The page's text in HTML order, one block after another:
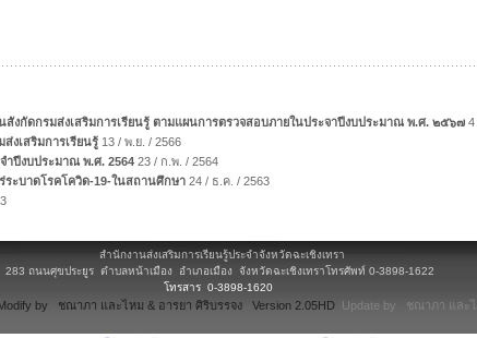
สังกัดกรมส่งเสริมการเรียนรู้ ตามแผนการตรวจสอบภายในประจาปีงบประมาณ พ.ศ. ๒๕๖๗ 4
งเสริมการเรียนรู้ 13 / พ.ย. / 2566
ำปีงบประมาณ พ.ศ. 2564 23 / ก.พ. / 2564
ระบาดโรคโควิด-19-ในสถานศึกษา 24 / ธ.ค. / 2563
สำนักงานส่งเสริมการเรียนรู้ประจำจังหวัดฉะเชิงเทรา
283 ถนนศุขประยูร ตำบลหน้าเมือง อำเภอเมือง จังหวัดฉะเชิงเทราโทรศัพท์ 0-3898-1622
โทรสาร 0-3898-1620
by ชณาภา และไหม & อารยา ศิริบรรจง Version 2.05HD Update by ชณาภา และไ